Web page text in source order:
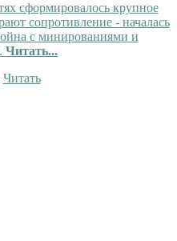
сформировалось крупное
сопротивление - началась
с минированиями и
Читать...
Читать